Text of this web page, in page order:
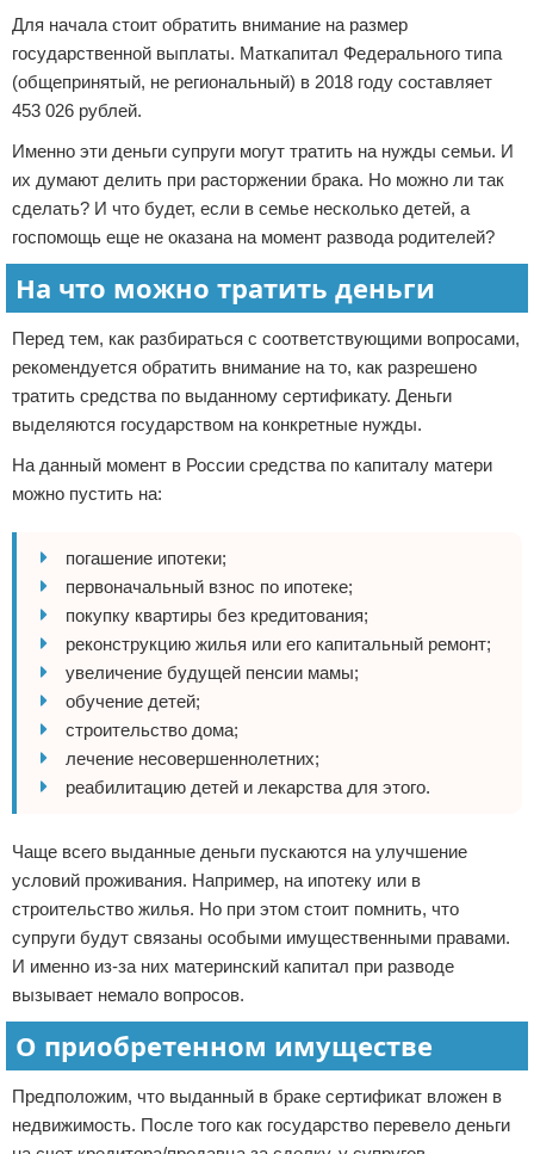
Для начала стоит обратить внимание на размер
государственной выплаты. Маткапитал Федерального типа
(общепринятый, не региональный) в 2018 году составляет
453 026 рублей.
Именно эти деньги супруги могут тратить на нужды семьи. И
их думают делить при расторжении брака. Но можно ли так
сделать? И что будет, если в семье несколько детей, а
госпомощь еще не оказана на момент развода родителей?
На что можно тратить деньги
Перед тем, как разбираться с соответствующими вопросами,
рекомендуется обратить внимание на то, как разрешено
тратить средства по выданному сертификату. Деньги
выделяются государством на конкретные нужды.
На данный момент в России средства по капиталу матери
можно пустить на:
погашение ипотеки;
первоначальный взнос по ипотеке;
покупку квартиры без кредитования;
реконструкцию жилья или его капитальный ремонт;
увеличение будущей пенсии мамы;
обучение детей;
строительство дома;
лечение несовершеннолетних;
реабилитацию детей и лекарства для этого.
Чаще всего выданные деньги пускаются на улучшение
условий проживания. Например, на ипотеку или в
строительство жилья. Но при этом стоит помнить, что
супруги будут связаны особыми имущественными правами.
И именно из-за них материнский капитал при разводе
вызывает немало вопросов.
О приобретенном имуществе
Предположим, что выданный в браке сертификат вложен в
недвижимость. После того как государство перевело деньги